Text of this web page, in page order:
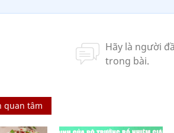
quan tâm